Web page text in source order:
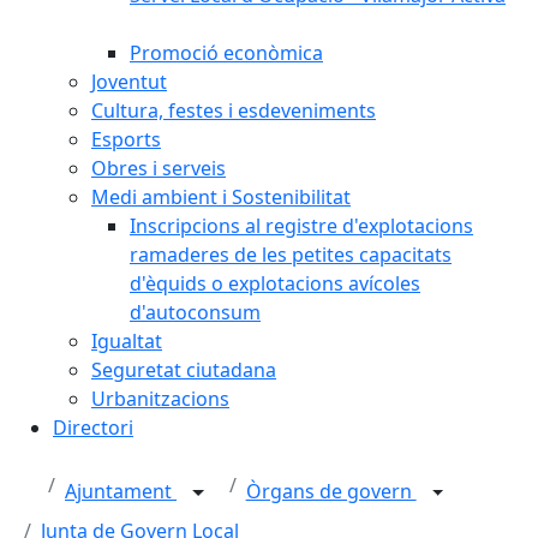
Promoció econòmica
Joventut
Cultura, festes i esdeveniments
Esports
Obres i serveis
Medi ambient i Sostenibilitat
Inscripcions al registre d'explotacions
ramaderes de les petites capacitats
d'èquids o explotacions avícoles
d'autoconsum
Igualtat
Seguretat ciutadana
Urbanitzacions
Directori
Ajuntament
Òrgans de govern
Junta de Govern Local